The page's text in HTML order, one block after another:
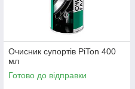
Очисник супортів PiTon 400
мл
Готово до відправки